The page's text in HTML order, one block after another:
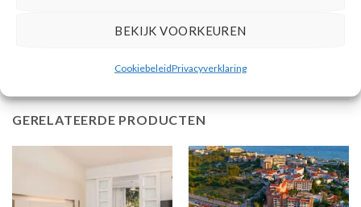
BEKIJK VOORKEUREN
CookiebeleidPrivacyverklaring
Vertrek vanaf AMS
GERELATEERDE PRODUCTEN